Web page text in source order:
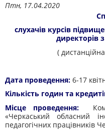
Птн, 17.04.2020
слухачів курсів
директорів
(
Дата проведення: 6-17
Кількість годин та
Місце проведення:
«Черкаський обласний
педагогічних працівників